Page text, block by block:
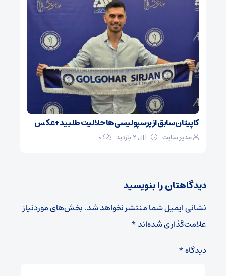
کاپیتان سابق از پرسپولیسی‌ها حلالیت طلبید + عکس
مدیر سایت ۰
دیدگاهتان را بنویسید
نشانی ایمیل شما منتشر نخواهد شد.بخش‌های موردنیاز
علامت‌گذاری شده‌اند*
دیدگاه*